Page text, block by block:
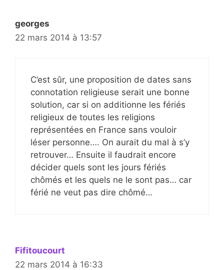
georges
22 mars 2014 à 13:57
C’est sûr, une proposition de dates sans
connotation religieuse serait une bonne
solution, car si on additionne les fériés
religieux de toutes les religions
représentées en France sans vouloir
léser personne…. On aurait du mal à s’y
retrouver… Ensuite il faudrait encore
décider quels sont les jours fériés
chômés et les quels ne le sont pas… car
férié ne veut pas dire chômé…
Fifitoucourt
22 mars 2014 à 16:33